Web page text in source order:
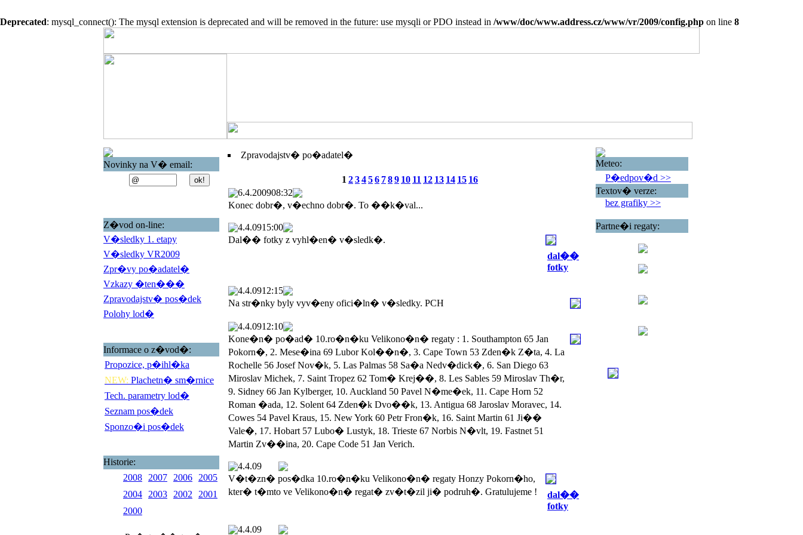
Deprecated: mysql_connect(): The mysql extension is deprecated and will be removed in the future: use mysqli or PDO instead in /www/doc/www.address.cz/www/vr/2009/config.php on line 8
Novinky na V� email:
Z�vod on-line:
V�sledky 1. etapy
V�sledky VR2009
Zpr�vy po�adatel�
Vzkazy �ten���
Zpravodajstv� pos�dek
Polohy lod�
Informace o z�vod�:
Propozice, p�ihl�ka
NEW: Plachetn� sm�rnice
Tech. parametry lod�
Seznam pos�dek
Sponzo�i pos�dek
Historie:
2008
2007 2006
2005
2004
2003 2002
2001
2000
Zpravodajstv� po�adatel�
1 23456 789 10 11 12 13 14 15 16
6.4.200908:32
Konec dobr�, v�echno dobr�. To ��k�val...
4.4.0915:00
Dal�� fotky z vyhl�en� v�sledk�.
dal��
fotky
4.4.0912:15
Na str�nky byly vyv�eny ofici�ln� v�sledky. PCH
4.4.0912:10
Kone�n� po�ad� 10.ro�n�ku Velikono�n� regaty : 1. Southampton 65 Jan
Pokorn�, 2. Mese�ina 69 Lubor Kol��n�, 3. Cape Town 53 Zden�k Z�ta, 4. La
Rochelle 56 Josef Nov�k, 5. Las Palmas 58 Sa�a Nedv�dick�, 6. San Diego 63
Miroslav Michek, 7. Saint Tropez 62 Tom� Krej��, 8. Les Sables 59 Miroslav Th�r,
9. Sidney 66 Jan Kylberger, 10. Auckland 50 Pavel N�me�ek, 11. Cape Horn 52
Roman �ada, 12. Solent 64 Zden�k Dvo��k, 13. Antigua 68 Jaroslav Moravec, 14.
Cowes 54 Pavel Kraus, 15. New York 60 Petr Fron�k, 16. Saint Martin 61 Ji��
Vale�, 17. Hobart 57 Lubo� Lustyk, 18. Trieste 67 Norbis N�vlt, 19. Fastnet 51
Martin Zv��ina, 20. Cape Code 51 Jan Verich.
4.4.09
V�t�zn� pos�dka 10.ro�n�ku Velikono�n� regaty Honzy Pokorn�ho,
kter� t�mto ve Velikono�n� regat� zv�t�zil ji� podruh�. Gratulujeme !
dal��
fotky
4.4.09
Meteo:
P�edpov�d >>
Textov� verze:
bez grafiky >>
Partne�i regaty: